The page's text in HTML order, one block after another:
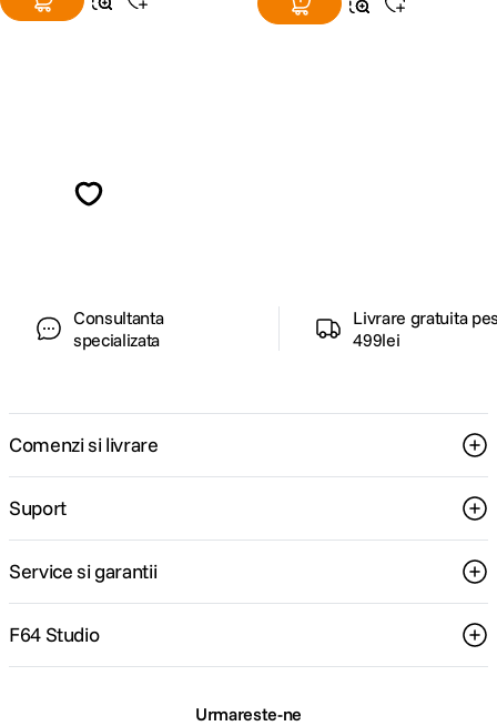
Consultanta
specializata
Livrare gratuita
499lei
Comenzi si livrare
Suport
Service si garantii
F64 Studio
Urmareste-ne